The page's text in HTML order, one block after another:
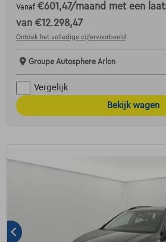
Vanaf €601,47/maand met een
van €12.298,47
Ontdek het volledige cijfervoorbeeld
Groupe Autosphere Arlon
Vergelijk
Bekijk wagen